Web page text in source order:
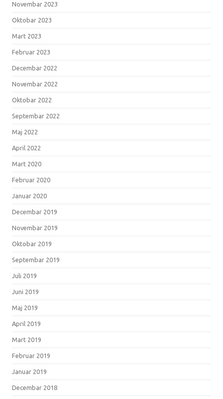
Novembar 2023
Oktobar 2023
Mart 2023
Februar 2023
Decembar 2022
Novembar 2022
Oktobar 2022
Septembar 2022
Maj 2022
April 2022
Mart 2020
Februar 2020
Januar 2020
Decembar 2019
Novembar 2019
Oktobar 2019
Septembar 2019
Juli 2019
Juni 2019
Maj 2019
April 2019
Mart 2019
Februar 2019
Januar 2019
Decembar 2018